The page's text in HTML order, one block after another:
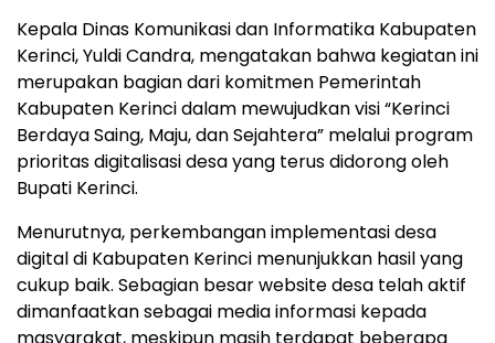
Kepala Dinas Komunikasi dan Informatika Kabupaten
Kerinci, Yuldi Candra, mengatakan bahwa kegiatan ini
merupakan bagian dari komitmen Pemerintah
Kabupaten Kerinci dalam mewujudkan visi “Kerinci
Berdaya Saing, Maju, dan Sejahtera” melalui program
prioritas digitalisasi desa yang terus didorong oleh
Bupati Kerinci.
Menurutnya, perkembangan implementasi desa
digital di Kabupaten Kerinci menunjukkan hasil yang
cukup baik. Sebagian besar website desa telah aktif
dimanfaatkan sebagai media informasi kepada